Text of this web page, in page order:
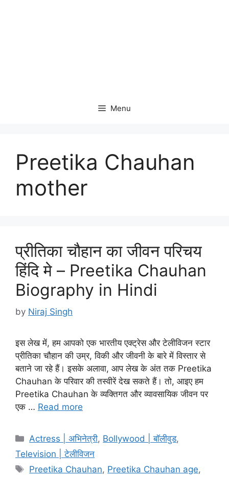
Menu
Preetika Chauhan
mother
प्रीतिका चौहान का जीवन परिचय
हिंदि मे – Preetika Chauhan
Biography in Hindi
by Niraj Singh
इस लेख में, हम आपको एक भारतीय एक्ट्रेस और टेलीविजन स्टार
प्रीतिका चौहान की उम्र, विकी और जीवनी के बारे में विस्तार से
बताने जा रहे हैं। इसके अलावा, आप लेख के अंत तक Preetika
Chauhan के परिवार की तस्वीरें देख सकते हैं। तो, आइए हम
Preetika Chauhan के व्यक्तिगत और व्यावसायिक जीवन पर
एक … Read more
Categories
Actress | अभिनेत्री, Bollywood | बॉलीवुड,
Television | टेलीविजन
Tags
Preetika Chauhan, Preetika Chauhan age,